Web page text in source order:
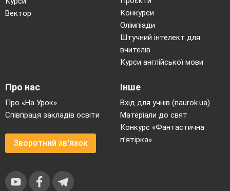
Вектор
Конкурси
Олімпіади
Штучний інтелект для
вчителів
Курси англійської мови
Про нас
Про «На Урок»
Співпраця закладів освіти
Зворотний зв'язок
Інше
Вхід для учнів (naurok.ua)
Матеріали до свят
Конкурс «Фантастична
п’ятірка»